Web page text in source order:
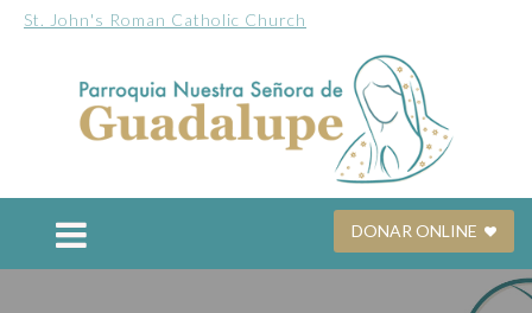
St. John's Roman Catholic Church
DONAR ONLINE